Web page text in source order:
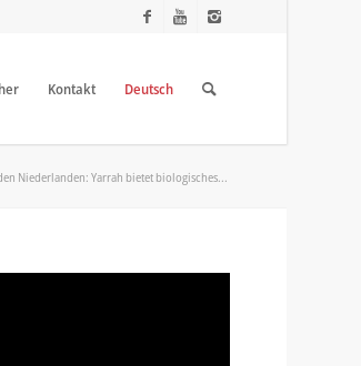
Kontakt Deutsch
Niederlanden: Yarrah bietet biologisches...